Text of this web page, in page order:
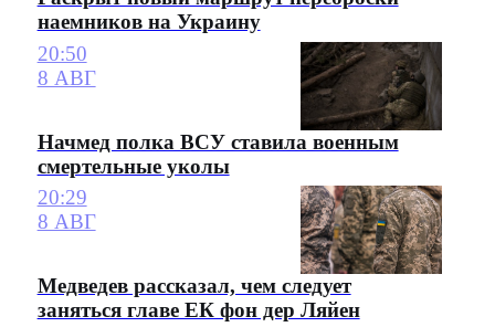
наемников на Украину
20:50
8 АВГ
Начмед полка ВСУ ставила военным
смертельные уколы
20:29
8 АВГ
Медведев рассказал, чем следует
заняться главе ЕК фон дер Ляйен